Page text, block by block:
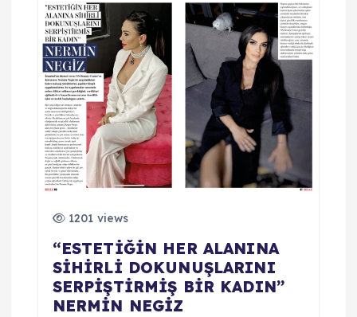
1201 views
“ESTETİĞİN HER ALANINA
SİHİRLİ DOKUNUŞLARINI
SERPİŞTİRMİŞ BİR KADIN”
NERMİN NEGİZ